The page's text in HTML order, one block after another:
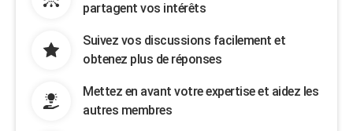
partagent vos intérêts
Suivez vos discussions facilement et
obtenez plus de réponses
Mettez en avant votre expertise et aidez les
autres membres